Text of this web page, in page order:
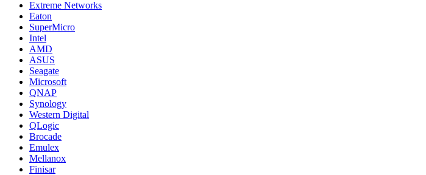
Extreme Networks
Eaton
SuperMicro
Intel
AMD
ASUS
Seagate
Microsoft
QNAP
Synology
Western Digital
QLogic
Brocade
Emulex
Mellanox
Finisar